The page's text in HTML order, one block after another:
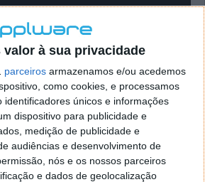
valor à sua privacidade
parceiros armazenamos e/ou acedemos
como cookies, e processamos
identificadores únicos e informações
dispositivo para publicidade e
medição de publicidade e
audiências e desenvolvimento de
nós e os nossos parceiros
e dados de geolocalização
Coutrot, da Universidade de Lyon,
mostrou que quando os
jaulas com caminhos de
"certas capacidades
cérebros, incluindo a navegação
modificadas".